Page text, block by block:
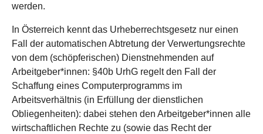
werden.
In Österreich kennt das Urheberrechtsgesetz nur einen
Fall der automatischen Abtretung der Verwertungsrechte
von dem (schöpferischen) Dienstnehmenden auf
Arbeitgeber*innen: §40b UrhG regelt den Fall der
Schaffung eines Computerprogramms im
Arbeitsverhältnis (in Erfüllung der dienstlichen
Obliegenheiten): dabei stehen den Arbeitgeber*innen alle
wirtschaftlichen Rechte zu (sowie das Recht der